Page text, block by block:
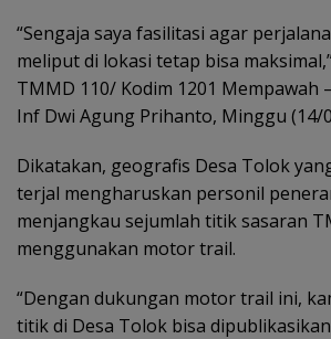
“Sengaja saya fasilitasi agar
meliput di lokasi tetap bisa
TMMD 110/ Kodim 1201 Mempawah
Inf Dwi Agung Prihanto, Minggu (14/
Dikatakan, geografis Desa Tolok
terjal mengharuskan personil
menjangkau sejumlah titik sasaran
menggunakan motor trail.
“Dengan dukungan motor trail ini,
titik di Desa Tolok bisa